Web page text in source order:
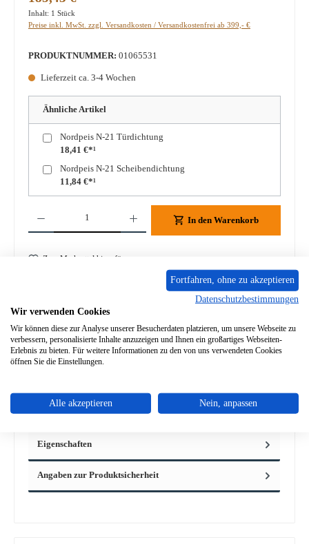
Inhalt: 1 Stück
Preise inkl. MwSt. zzgl. Versandkosten / Versandkostenfrei ab 399,- €
PRODUKTNUMMER: 01065531
Lieferzeit ca. 3-4 Wochen
Ähnliche Artikel
Nordpeis N-21 Türdichtung
18,41 €*¹
Nordpeis N-21 Scheibendichtung
11,84 €*¹
In den Warenkorb
Zum Merkzettel hinzufügen
Frage zum Produkt
N-21 Nordpeis N-21 Feuerraumauskleidung Eckdaten:
Brennraums…Mehr
Eigenschaften
Angaben zur Produktsicherheit
Fortfahren, ohne zu akzeptieren
Datenschutzbestimmungen
Wir verwenden Cookies
Wir können diese zur Analyse unserer Besucherdaten platzieren, um unsere Webseite zu
verbessern, personalisierte Inhalte anzuzeigen und Ihnen ein großartiges Webseiten-
Erlebnis zu bieten. Für weitere Informationen zu den von uns verwendeten Cookies
öffnen Sie die Einstellungen.
Alle akzeptieren Nein, anpassen